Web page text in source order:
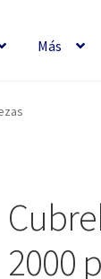
Más
2000